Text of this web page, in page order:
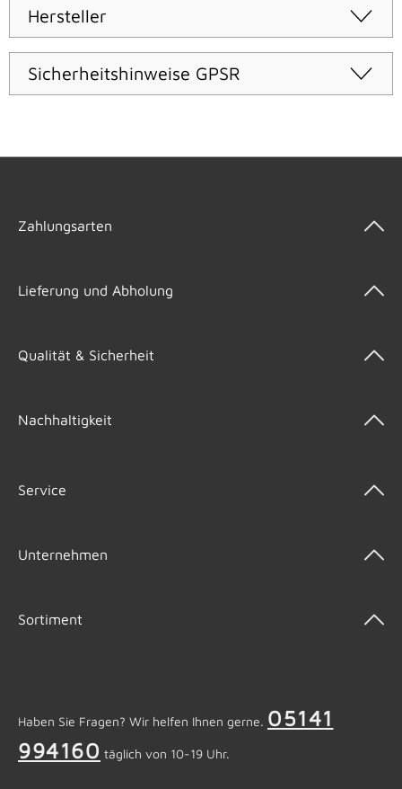
Hersteller
Sicherheitshinweise GPSR
Zahlungsarten
Lieferung und Abholung
Qualität & Sicherheit
Nachhaltigkeit
Service
Unternehmen
Sortiment
Haben Sie Fragen? Wir helfen Ihnen gerne. 05141
994160 täglich von 10-19 Uhr.